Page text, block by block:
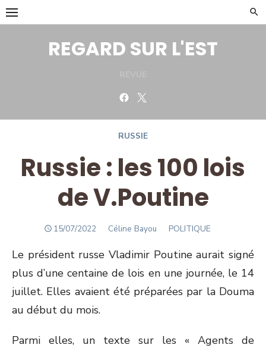
Skip
to
REGARD SUR L'EST
Facebook
RUSSIE
Russie : les 100 lois
de V.Poutine
POSTED
15/07/2022 Author
Céline Bayou POLITIQUE
Le président russe Vladimir Poutine aurait signé
plus d’une centaine de lois en une journée, le 14
juillet. Elles avaient été préparées par la Douma
au début du mois.
Parmi elles, un texte sur les « Agents de